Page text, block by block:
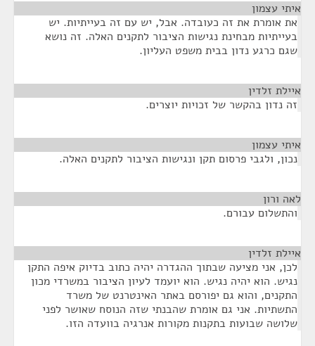
איתי עצמון
את אומרת את זה כעובדה. אבל, יש עם זה בעייתיות. יש
בעייתיות מבחינת נגישות הציבור לתקנים האלה. זה נושא
שגם כרגע נדון בבית משפט העליון.
איילת זלדין
זה נדון בהקשר של זכויות יוצרים.
איתי עצמון
נכון, ולגבי פרסום תקן ונגישות הציבור לתקנים האלה.
לאה ורון
והתשלום עבורם.
איילת זלדין
לכן, אני מציעה שבתוך ההגדרה יהיה כתוב בדיוק איפה התקן
נגיש. הוא יהיה נגיש. הוא יועמד לעיון הציבור במשרדי מכון
התקנים, והוא גם יפורסם באתר האינטרנט של משרד
התשתיות. אני גם אומרת שהבנתי שזה הנוסח שאושר לפני
שלושה שבועות בתקנות מקורות אנרגיה בוועדה הזו.